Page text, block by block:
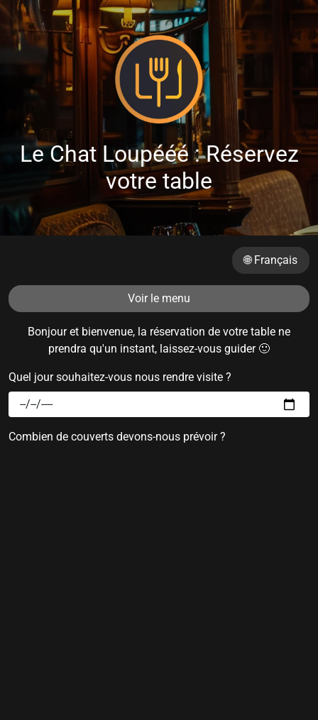
Le Chat Loupééé : Réservez
votre table
🌐 Français
Voir le menu
Bonjour et bienvenue, la réservation de votre table ne
prendra qu'un instant, laissez-vous guider 🙂
Quel jour souhaitez-vous nous rendre visite ?
Combien de couverts devons-nous prévoir ?